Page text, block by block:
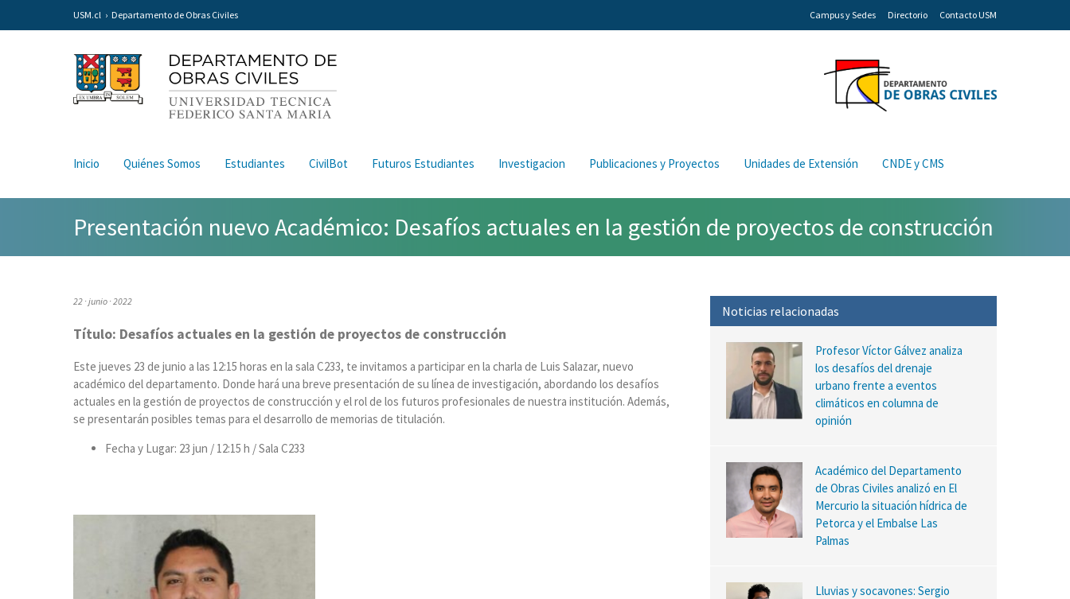
USM.cl Departamento de Obras Civiles Campus y Sedes Directorio Contacto USM
Inicio Quiénes Somos Estudiantes CivilBot Futuros Estudiantes Investigacion Publicaciones y Proyectos Unidades de Extensión CNDE y CMS
Presentación nuevo Académico: Desafíos actuales en la gestión de proyectos de construcción
22 · junio · 2022
Título: Desafíos actuales en la gestión de proyectos de construcción
Este jueves 23 de junio a las 12:15 horas en la sala C233, te invitamos a participar en la charla de Luis Salazar, nuevo
académico del departamento. Donde hará una breve presentación de su línea de investigación, abordando los desafíos
actuales en la gestión de proyectos de construcción y el rol de los futuros profesionales de nuestra institución. Además,
se presentarán posibles temas para el desarrollo de memorias de titulación.
Fecha y Lugar: 23 jun / 12:15 h / Sala C233
Noticias relacionadas
Profesor Víctor Gálvez analiza
los desafíos del drenaje
urbano frente a eventos
climáticos en columna de
opinión
Académico del Departamento
de Obras Civiles analizó en El
Mercurio la situación hídrica de
Petorca y el Embalse Las
Palmas
Lluvias y socavones: Sergio